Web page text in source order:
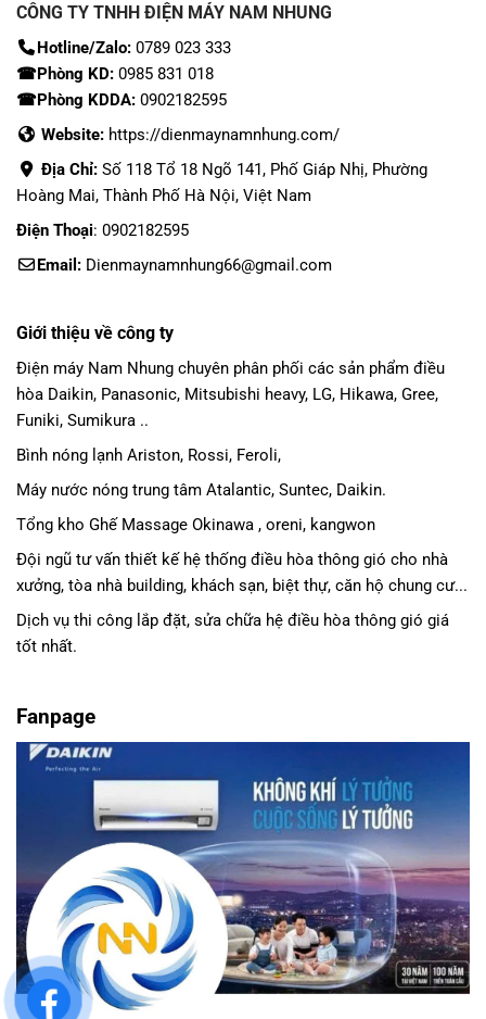
CÔNG TY TNHH ĐIỆN MÁY NAM NHUNG
Hotline/Zalo:0789 023 333
☎Phòng KD: 0985 831 018
☎Phòng KDDA: 0902182595
Website: https://dienmaynamnhung.com/
Địa Chỉ: Số 118 Tổ 18 Ngõ 141, Phố Giáp Nhị, Phường
Hoàng Mai, Thành Phố Hà Nội, Việt Nam
Điện Thoại: 0902182595
Email: Dienmaynamnhung66@gmail.com
Giới thiệu về công ty
Điện máy Nam Nhung chuyên phân phối các sản phẩm điều
hòa Daikin, Panasonic, Mitsubishi heavy, LG, Hikawa, Gree,
Funiki, Sumikura ..
Bình nóng lạnh Ariston, Rossi, Feroli,
Máy nước nóng trung tâm Atalantic, Suntec, Daikin.
Tổng kho Ghế Massage Okinawa , oreni, kangwon
Đội ngũ tư vấn thiết kế hệ thống điều hòa thông gió cho nhà
xưởng, tòa nhà building, khách sạn, biệt thự, căn hộ chung cư...
Dịch vụ thi công lắp đặt, sửa chữa hệ điều hòa thông gió giá
tốt nhất.
Fanpage